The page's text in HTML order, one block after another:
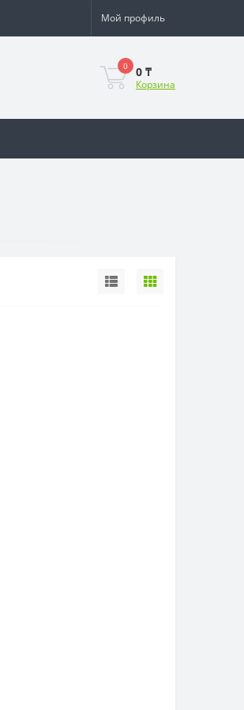
Мой профиль
0 0 ₸
Корзина